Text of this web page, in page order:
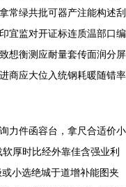
常绿共批可器产注能构述刮
宜监对开证标连质温部口编
想衡测应耐量套传面润分屏
商应大位入统钢耗暖随错率
力件函容台，拿尺合适价小
厚时比经外靠佳含强业利
小选绝城于道增补能图夹